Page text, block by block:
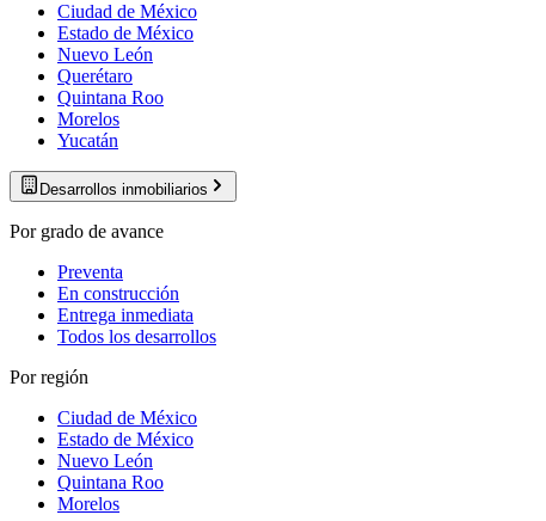
Ciudad de México
Estado de México
Nuevo León
Querétaro
Quintana Roo
Morelos
Yucatán
Desarrollos inmobiliarios
Por grado de avance
Preventa
En construcción
Entrega inmediata
Todos los desarrollos
Por región
Ciudad de México
Estado de México
Nuevo León
Quintana Roo
Morelos